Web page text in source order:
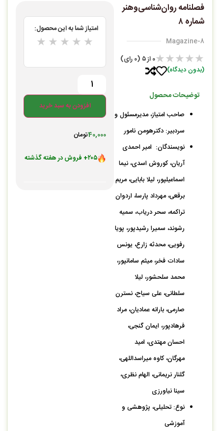
فصلنامه روان‌شناسی‌وهنر
شماره ۸
Magazine-8
★★★★★
0از ۵ (0 رای)
(بدون دیدگاه)
توضیحات محصول
صاحب امتیاز، مدیرمسئول و
سردبیر: دکترهومن نامور
نویسندگان: امیر احمدی
آریان، کوروش اسدی، نیما
اسماعیل‏پور، لیلا بابایی، مریم
برقعی، مهرداد پارسا، اردوان
تراکمه، سحر دریاب، سمیه
رشوند، سمیرا رشیدپور، پویا
رفویی، محدثه زارع، یونس
سادات فخر، میثم سامان‏پور،
محمد سلحشور، لیلا
سلطانی، علی سیاح، نسترن
صارمی، بارانه عمادیان، مراد
فرهادپور، ایمان گنجی،
احسان مهتدی، امید
مهرگان، کاوه میراسداللهی،
گلنار نریمانی، الهام نظری،
سینا نیاورزی
نوع: تحلیلی، پژوهشی و
آموزشی
۲۰۵+ فروش در هفته گذشته
40,000تومان
افزودن به سبد خرید
امتیاز شما به این محصول:
★ ★ ★ ★ ★